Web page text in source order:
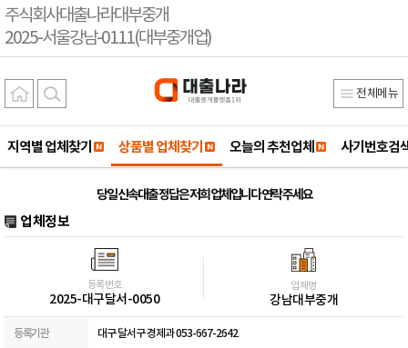
주식회사대출나라대부중개
2025-서울강남-0111(대부중개업)
전체메뉴
지역별 업체찾기 상품별 업체찾기 오늘의 추천업체 사기번호검
당일 신속대출 정답은 저희 업체입니다 연락 주세요
업체정보
등록번호
2025-대구달서-0050
업체명
강남대부중개
등록기관 대구 달서구 경제과 053-667-2642